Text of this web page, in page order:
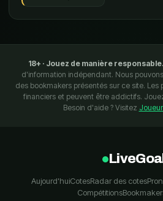
18+ · Jouez de manière responsable.
d'information indépendant. Nous
des bookmakers présentés sur ce site.
financiers et peuvent être addictifs.
Besoin d'aide ? Visitez
Aujourd'huiCotesRadar des cotes
Compétitions